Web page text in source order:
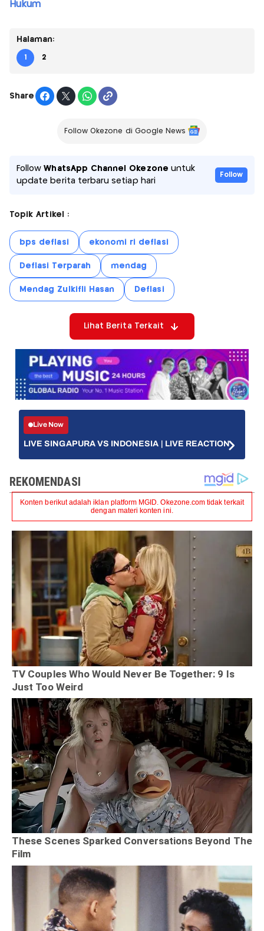
Hukum
Halaman:
1 2
Share
Follow Okezone di Google News
FollowWhatsApp Channel Okezone untuk
update berita terbaru setiap hari
Follow
Topik Artikel :
bps deflasi ekonomi ri deflasi
Deflasi Terparah mendag
Mendag Zulkifli Hasan Deflasi
Lihat Berita Terkait
Live Now
LIVE SINGAPURA VS INDONESIA | LIVE REACTION